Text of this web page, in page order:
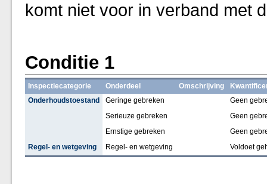
komt niet voor in verband met
Conditie 1
Inspectiecategorie Onderdeel Omschrijving
Onderhoudstoestand
Geringe gebreken
Geen
Serieuze gebreken
Geen
Ernstige gebreken
Geen
Regel- en wetgeving
Regel- en wetgeving Voldoet